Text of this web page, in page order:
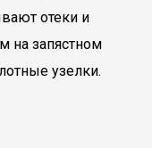
отеки и
на запястном
узелки.